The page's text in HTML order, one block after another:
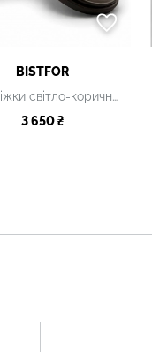
BISTFOR
Босоніжки світло-коричневі
3 650 ₴